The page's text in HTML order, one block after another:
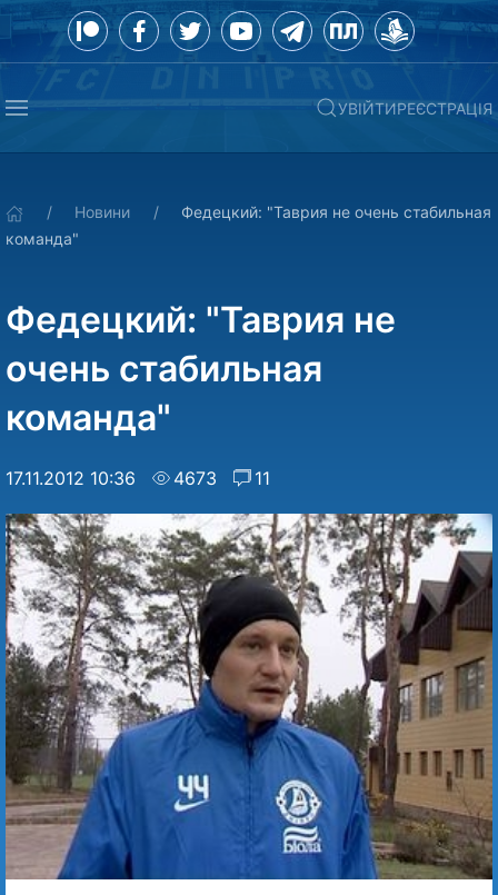
УВІЙТИРЕЄСТРАЦІЯ
Новини
Федецкий: "Таврия не очень стабильная
команда"
Федецкий: "Таврия не
очень стабильная
команда"
17.11.2012 10:36 4673 11